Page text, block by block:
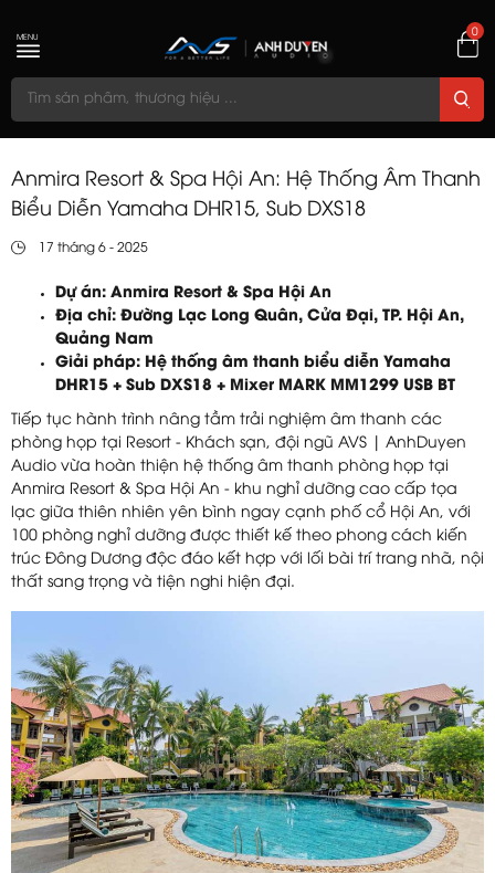
0
MENU
Anmira Resort & Spa Hội An: Hệ Thống Âm Thanh
Biểu Diễn Yamaha DHR15, Sub DXS18
17 tháng 6 - 2025
Dự án: Anmira Resort & Spa Hội An
Địa chỉ: Đường Lạc Long Quân, Cửa Đại, TP. Hội An,
Quảng Nam
Giải pháp: Hệ thống âm thanh biểu diễn Yamaha
DHR15 + Sub DXS18 + Mixer MARK MM1299 USB BT
Tiếp tục hành trình nâng tầm trải nghiệm âm thanh các
phòng họp tại Resort - Khách sạn, đội ngũ AVS | AnhDuyen
Audio vừa hoàn thiện hệ thống âm thanh phòng họp tại
Anmira Resort & Spa Hội An - khu nghỉ dưỡng cao cấp tọa
lạc giữa thiên nhiên yên bình ngay cạnh phố cổ Hội An, với
100 phòng nghỉ dưỡng được thiết kế theo phong cách kiến
trúc Đông Dương độc đáo kết hợp với lối bài trí trang nhã, nội
thất sang trọng và tiện nghi hiện đại.